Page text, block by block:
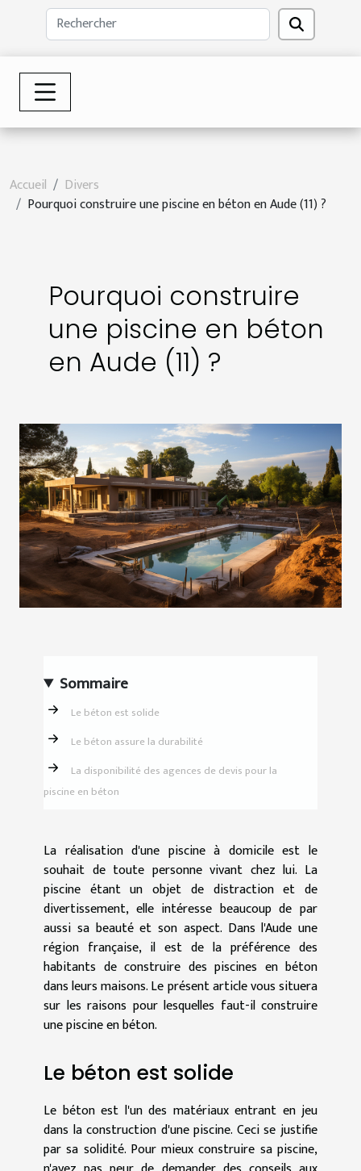
Accueil
Divers
Pourquoi construire une piscine en béton en Aude (11) ?
Pourquoi construire
une piscine en béton
en Aude (11) ?
Sommaire
Le béton est solide
Le béton assure la durabilité
La disponibilité des agences de devis pour la
piscine en béton
La réalisation d'une piscine à domicile est le
souhait de toute personne vivant chez lui. La
piscine étant un objet de distraction et de
divertissement, elle intéresse beaucoup de par
aussi sa beauté et son aspect. Dans l'Aude une
région française, il est de la préférence des
habitants de construire des piscines en béton
dans leurs maisons. Le présent article vous situera
sur les raisons pour lesquelles faut-il construire
une piscine en béton.
Le béton est solide
Le béton est l'un des matériaux entrant en jeu
dans la construction d'une piscine. Ceci se justifie
par sa solidité. Pour mieux construire sa piscine,